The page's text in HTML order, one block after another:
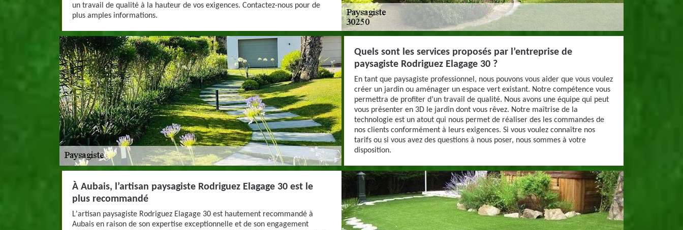
un travail de qualité à la hauteur de vos exigences. Contactez-nous pour de
plus amples informations.
Quels sont les services proposés par l’entreprise de
paysagiste Rodriguez Elagage 30 ?
En tant que paysagiste professionnel, nous pouvons vous aider que vous voulez
créer un jardin ou aménager un espace vert existant. Notre compétence vous
permettra de profiter d’un travail de qualité. Nous avons une équipe qui peut
vous présenter en 3D le jardin dont vous rêvez. Notre maîtrise de la
technologie est un atout qui nous permet de réaliser des les commandes de
nos clients conformément à leurs exigences. Si vous voulez connaître nos
tarifs ou si vous avez des questions à nous poser, nous sommes à votre
disposition.
À Aubais, l’artisan paysagiste Rodriguez Elagage 30 est le
plus recommandé
L'artisan paysagiste Rodriguez Elagage 30 est hautement recommandé à
Aubais en raison de son expertise exceptionnelle et de son engagement